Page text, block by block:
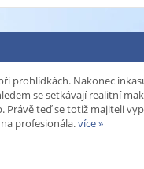
prohlídkách. Nakonec
se setkávají realitní
Právě teď se totiž majiteli
profesionála.více »